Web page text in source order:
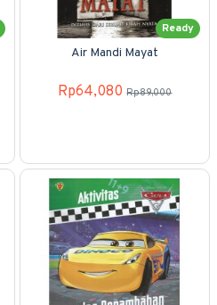
Ready
Air Mandi Mayat
Rp64,080 Rp89,000